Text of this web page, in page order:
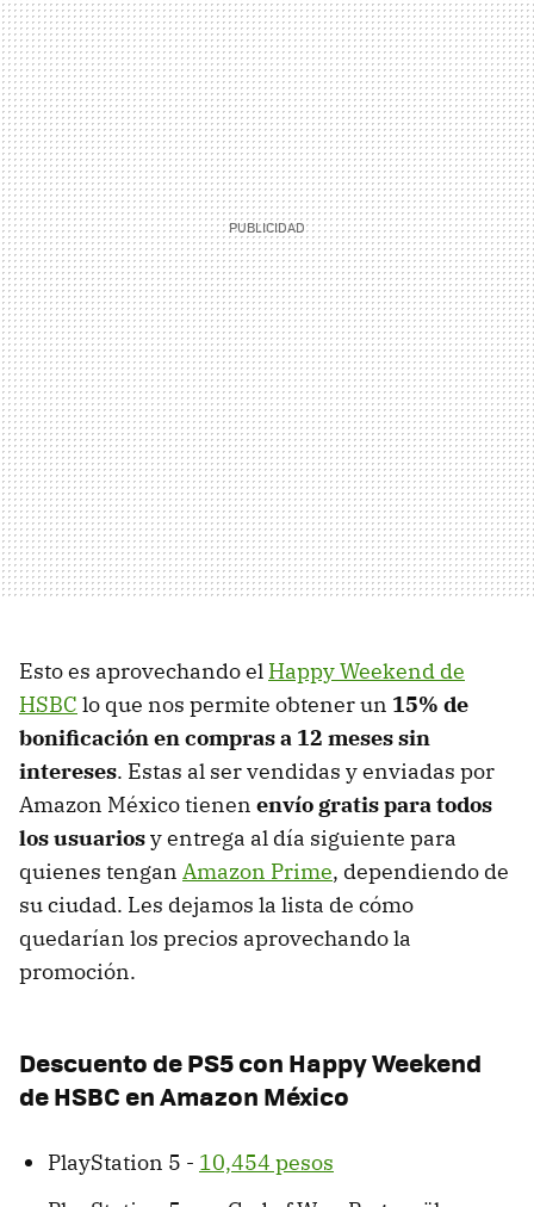
Esto es aprovechando el Happy Weekend de
HSBC lo que nos permite obtener un 15% de
bonificación en compras a 12 meses sin
intereses. Estas al ser vendidas y enviadas por
Amazon México tienen envío gratis para todos
los usuariosy entrega al día siguiente para
quienes tengan Amazon Prime, dependiendo de
su ciudad. Les dejamos la lista de cómo
quedarían los precios aprovechando la
promoción.
Descuento de PS5 con Happy Weekend
de HSBC en Amazon México
PlayStation 5 - 10,454 pesos